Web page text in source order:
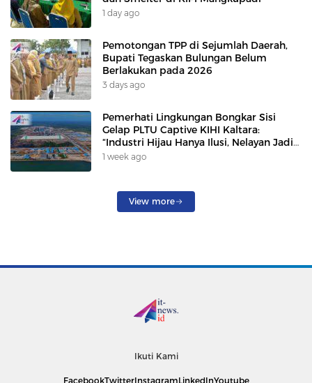
1 day ago
Pemotongan TPP di Sejumlah Daerah,
Bupati Tegaskan Bulungan Belum
Berlakukan pada 2026
3 days ago
Pemerhati Lingkungan Bongkar Sisi
Gelap PLTU Captive KIHI Kaltara:
“Industri Hijau Hanya Ilusi, Nelayan Jadi
Korban”
1 week ago
View more
Ikuti Kami
FacebookTwitterInstagramLinkedInYoutube